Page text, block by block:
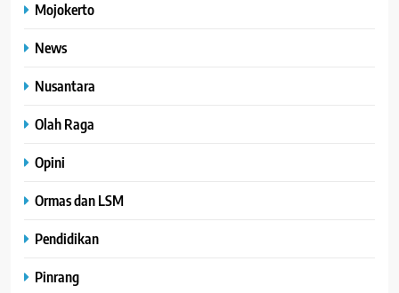
Mojokerto
News
Nusantara
Olah Raga
Opini
Ormas dan LSM
Pendidikan
Pinrang